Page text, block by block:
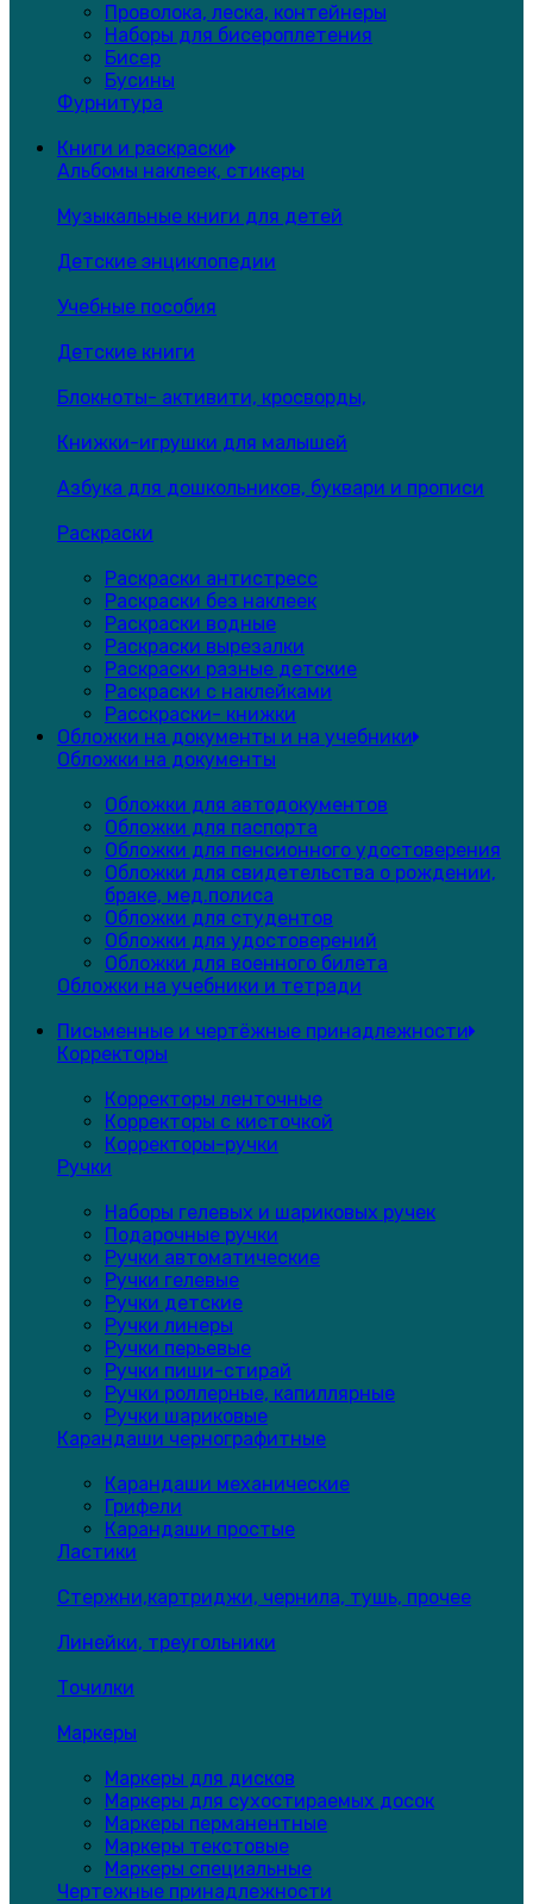
Проволока, леска, контейнеры
Наборы для бисероплетения
Бисер
Бусины
Фурнитура
Книги и раскраски
Альбомы наклеек, стикеры
Музыкальные книги для детей
Детские энциклопедии
Учебные пособия
Детские книги
Блокноты- активити, кросворды,
Книжки-игрушки для малышей
Азбука для дошкольников, буквари и прописи
Раскраски
Раскраски антистресс
Раскраски без наклеек
Раскраски водные
Раскраски вырезалки
Раскраски разные детские
Раскраски с наклейками
Расскраски- книжки
Обложки на документы и на учебники
Обложки на документы
Обложки для автодокументов
Обложки для паспорта
Обложки для пенсионного удостоверения
Обложки для свидетельства о рождении,
браке, мед.полиса
Обложки для студентов
Обложки для удостоверений
Обложки для военного билета
Обложки на учебники и тетради
Письменные и чертёжные принадлежности
Корректоры
Корректоры ленточные
Корректоры с кисточкой
Корректоры-ручки
Ручки
Наборы гелевых и шариковых ручек
Подарочные ручки
Ручки автоматические
Ручки гелевые
Ручки детские
Ручки линеры
Ручки перьевые
Ручки пиши-стирай
Ручки роллерные, капиллярные
Ручки шариковые
Карандаши чернографитные
Карандаши механические
Грифели
Карандаши простые
Ластики
Стержни,картриджи, чернила, тушь, прочее
Линейки, треугольники
Точилки
Маркеры
Маркеры для дисков
Маркеры для сухостираемых досок
Маркеры перманентные
Маркеры текстовые
Маркеры специальные
Чертежные принадлежности